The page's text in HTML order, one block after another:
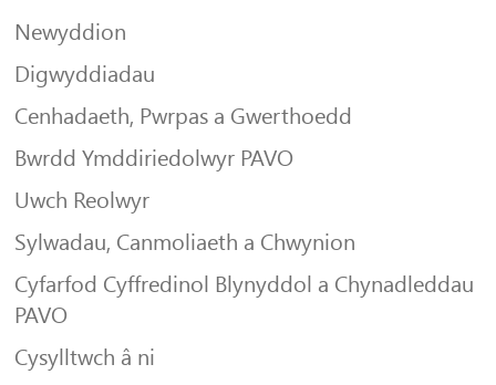
Newyddion
Digwyddiadau
Cenhadaeth, Pwrpas a Gwerthoedd
Bwrdd Ymddiriedolwyr PAVO
Uwch Reolwyr
Sylwadau, Canmoliaeth a Chwynion
Cyfarfod Cyffredinol Blynyddol a Chynadleddau
PAVO
Cysylltwch â ni